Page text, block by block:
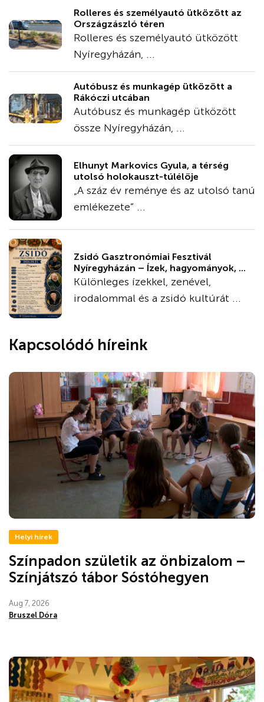
Rolleres és személyautó ütközött az
Országzászló téren
Rolleres és személyautó ütközött
Nyíregyházán, ...
Autóbusz és munkagép ütközött a
Rákóczi utcában
Autóbusz és munkagép ütközött
össze Nyíregyházán, ...
Elhunyt Markovics Gyula, a térség
utolsó holokauszt-túlélője
„A száz év reménye és az utolsó tanú
emlékezete” ...
Zsidó Gasztronómiai Fesztivál
Nyíregyházán – Ízek, hagyományok, ...
Különleges ízekkel, zenével,
irodalommal és a zsidó kultúrát ...
Kapcsolódó híreink
Helyi hírek
Színpadon születik az önbizalom –
Színjátszó tábor Sóstóhegyen
Aug 7, 2026
Bruszel Dóra